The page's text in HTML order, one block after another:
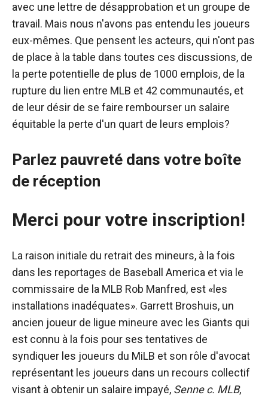
avec une lettre de désapprobation et un groupe de
travail. Mais nous n'avons pas entendu les joueurs
eux-mêmes. Que pensent les acteurs, qui n'ont pas
de place à la table dans toutes ces discussions, de
la perte potentielle de plus de 1000 emplois, de la
rupture du lien entre MLB et 42 communautés, et
de leur désir de se faire rembourser un salaire
équitable la perte d'un quart de leurs emplois?
Parlez pauvreté dans votre boîte
de réception
Merci pour votre inscription!
La raison initiale du retrait des mineurs, à la fois
dans les reportages de Baseball America et via le
commissaire de la MLB Rob Manfred, est «les
installations inadéquates». Garrett Broshuis, un
ancien joueur de ligue mineure avec les Giants qui
est connu à la fois pour ses tentatives de
syndiquer les joueurs du MiLB et son rôle d'avocat
représentant les joueurs dans un recours collectif
visant à obtenir un salaire impayé, Senne c. MLB,